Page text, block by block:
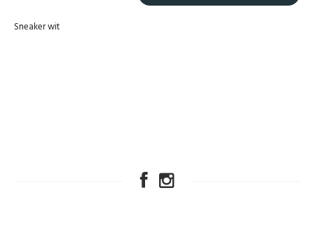
Sneaker wit